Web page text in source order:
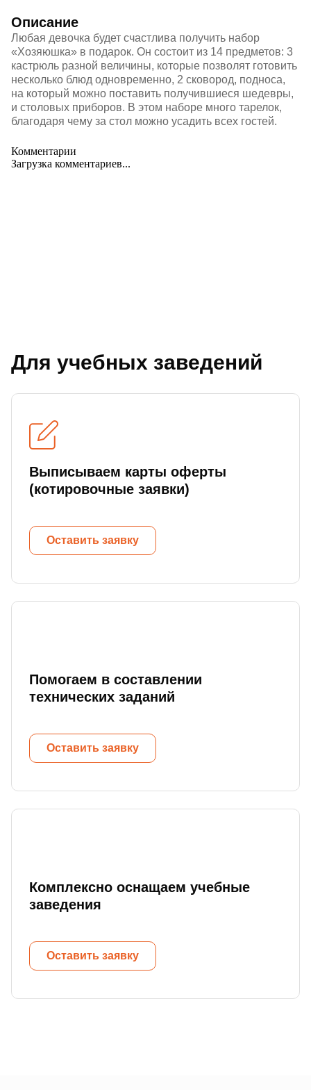
Описание
Любая девочка будет счастлива получить набор
«Хозяюшка» в подарок. Он состоит из 14 предметов: 3
кастрюль разной величины, которые позволят готовить
несколько блюд одновременно, 2 сковород, подноса,
на который можно поставить получившиеся шедевры,
и столовых приборов. В этом наборе много тарелок,
благодаря чему за стол можно усадить всех гостей.
Комментарии
Загрузка комментариев...
Для учебных заведений
Выписываем карты оферты
(котировочные заявки)
Оставить заявку
Помогаем в составлении
технических заданий
Оставить заявку
Комплексно оснащаем учебные
заведения
Оставить заявку